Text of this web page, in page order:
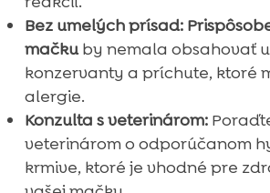
Bez umelých prísad:
mačkuby nemala obsahovať
konzervanty a príchute, ktoré
alergie.
Konzulta s veterinárom:
veterinárom o odporúčanom
krmive, ktoré je vhodné pre